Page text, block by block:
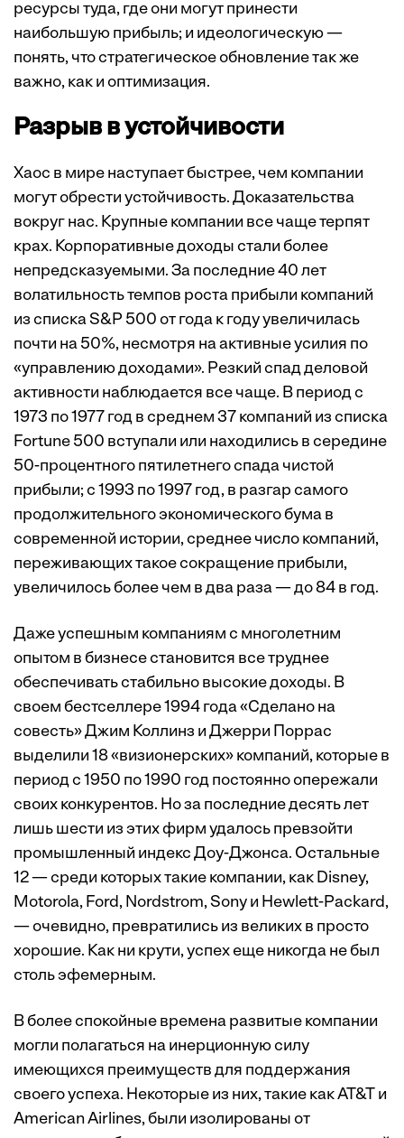
ресурсы туда, где они могут принести
наибольшую прибыль; и идеологическую —
понять, что стратегическое обновление так же
важно, как и оптимизация.
Разрыв в устойчивости
Хаос в мире наступает быстрее, чем компании
могут обрести устойчивость. Доказательства
вокруг нас. Крупные компании все чаще терпят
крах. Корпоративные доходы стали более
непредсказуемыми. За последние 40 лет
волатильность темпов роста прибыли компаний
из списка S&P 500 от года к году увеличилась
почти на 50%, несмотря на активные усилия по
«управлению доходами». Резкий спад деловой
активности наблюдается все чаще. В период с
1973 по 1977 год в среднем 37 компаний из списка
Fortune 500 вступали или находились в середине
50-процентного пятилетнего спада чистой
прибыли; с 1993 по 1997 год, в разгар самого
продолжительного экономического бума в
современной истории, среднее число компаний,
переживающих такое сокращение прибыли,
увеличилось более чем в два раза — до 84 в год.
Даже успешным компаниям с многолетним
опытом в бизнесе становится все труднее
обеспечивать стабильно высокие доходы. В
своем бестселлере 1994 года «Сделано на
совесть» Джим Коллинз и Джерри Поррас
выделили 18 «визионерских» компаний, которые в
период с 1950 по 1990 год постоянно опережали
своих конкурентов. Но за последние десять лет
лишь шести из этих фирм удалось превзойти
промышленный индекс Доу-Джонса. Остальные
12 — среди которых такие компании, как Disney,
Motorola, Ford, Nordstrom, Sony и Hewlett-Packard,
— очевидно, превратились из великих в просто
хорошие. Как ни крути, успех еще никогда не был
столь эфемерным.
В более спокойные времена развитые компании
могли полагаться на инерционную силу
имеющихся преимуществ для поддержания
своего успеха. Некоторые из них, такие как AT&T и
American Airlines, были изолированы от